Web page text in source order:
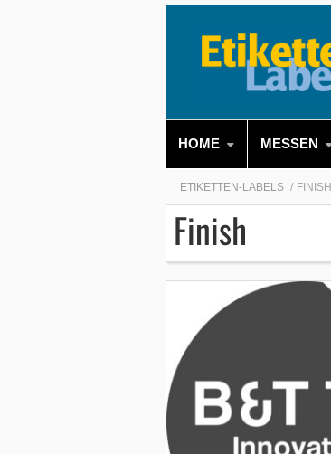
HOME MESSEN
ETIKETTEN-LABELS FINISH
Finish